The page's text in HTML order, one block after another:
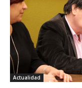
Actualidad